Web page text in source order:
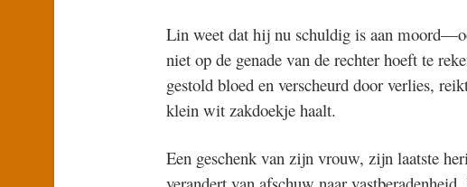
Lin weet dat hij nu schuldig is aan
niet op de genade van de rechter hoeft te
gestold bloed en verscheurd door verlies,
klein wit zakdoekje haalt.
Een geschenk van zijn vrouw, zijn laatste